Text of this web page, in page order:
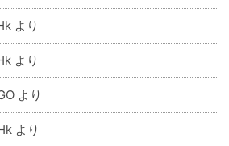
より
より
より
より